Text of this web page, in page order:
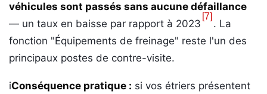
véhicules sont passés sans aucune défaillance
— un taux en baisse par rapport à 2023
[7]
. La
fonction "Équipements de freinage" reste l'un des
principaux postes de contre-visite.
iConséquence pratique : si vos étriers présentent